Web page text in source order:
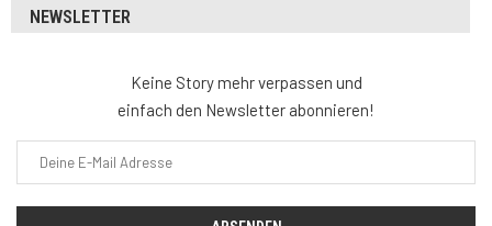
NEWSLETTER
Keine Story mehr verpassen und
einfach den Newsletter abonnieren!